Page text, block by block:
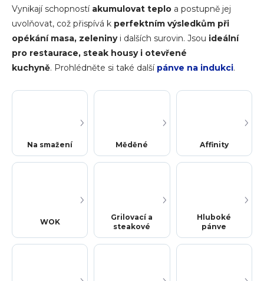
Vynikají schopností akumulovat teplo a postupně jej
uvolňovat, což přispívá k perfektním výsledkům při
opékání masa, zeleninyi dalších surovin. Jsou ideální
pro restaurace, steak housy i otevřené
kuchyně. Prohlédněte si také další pánve na indukci.
Na smažení Měděné Affinity
WOK
Grilovací a
steakové
Hluboké
pánve